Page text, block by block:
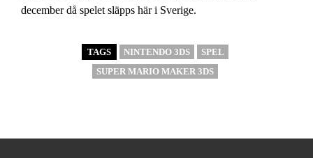
december då spelet släpps här i Sverige.
TAGS NINTENDO 3DS
SPEL
SUPER MARIO MAKER 3DS